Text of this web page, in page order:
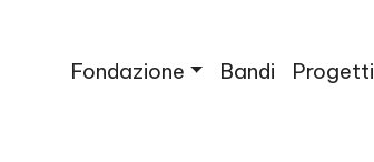
Fondazione Bandi Progetti